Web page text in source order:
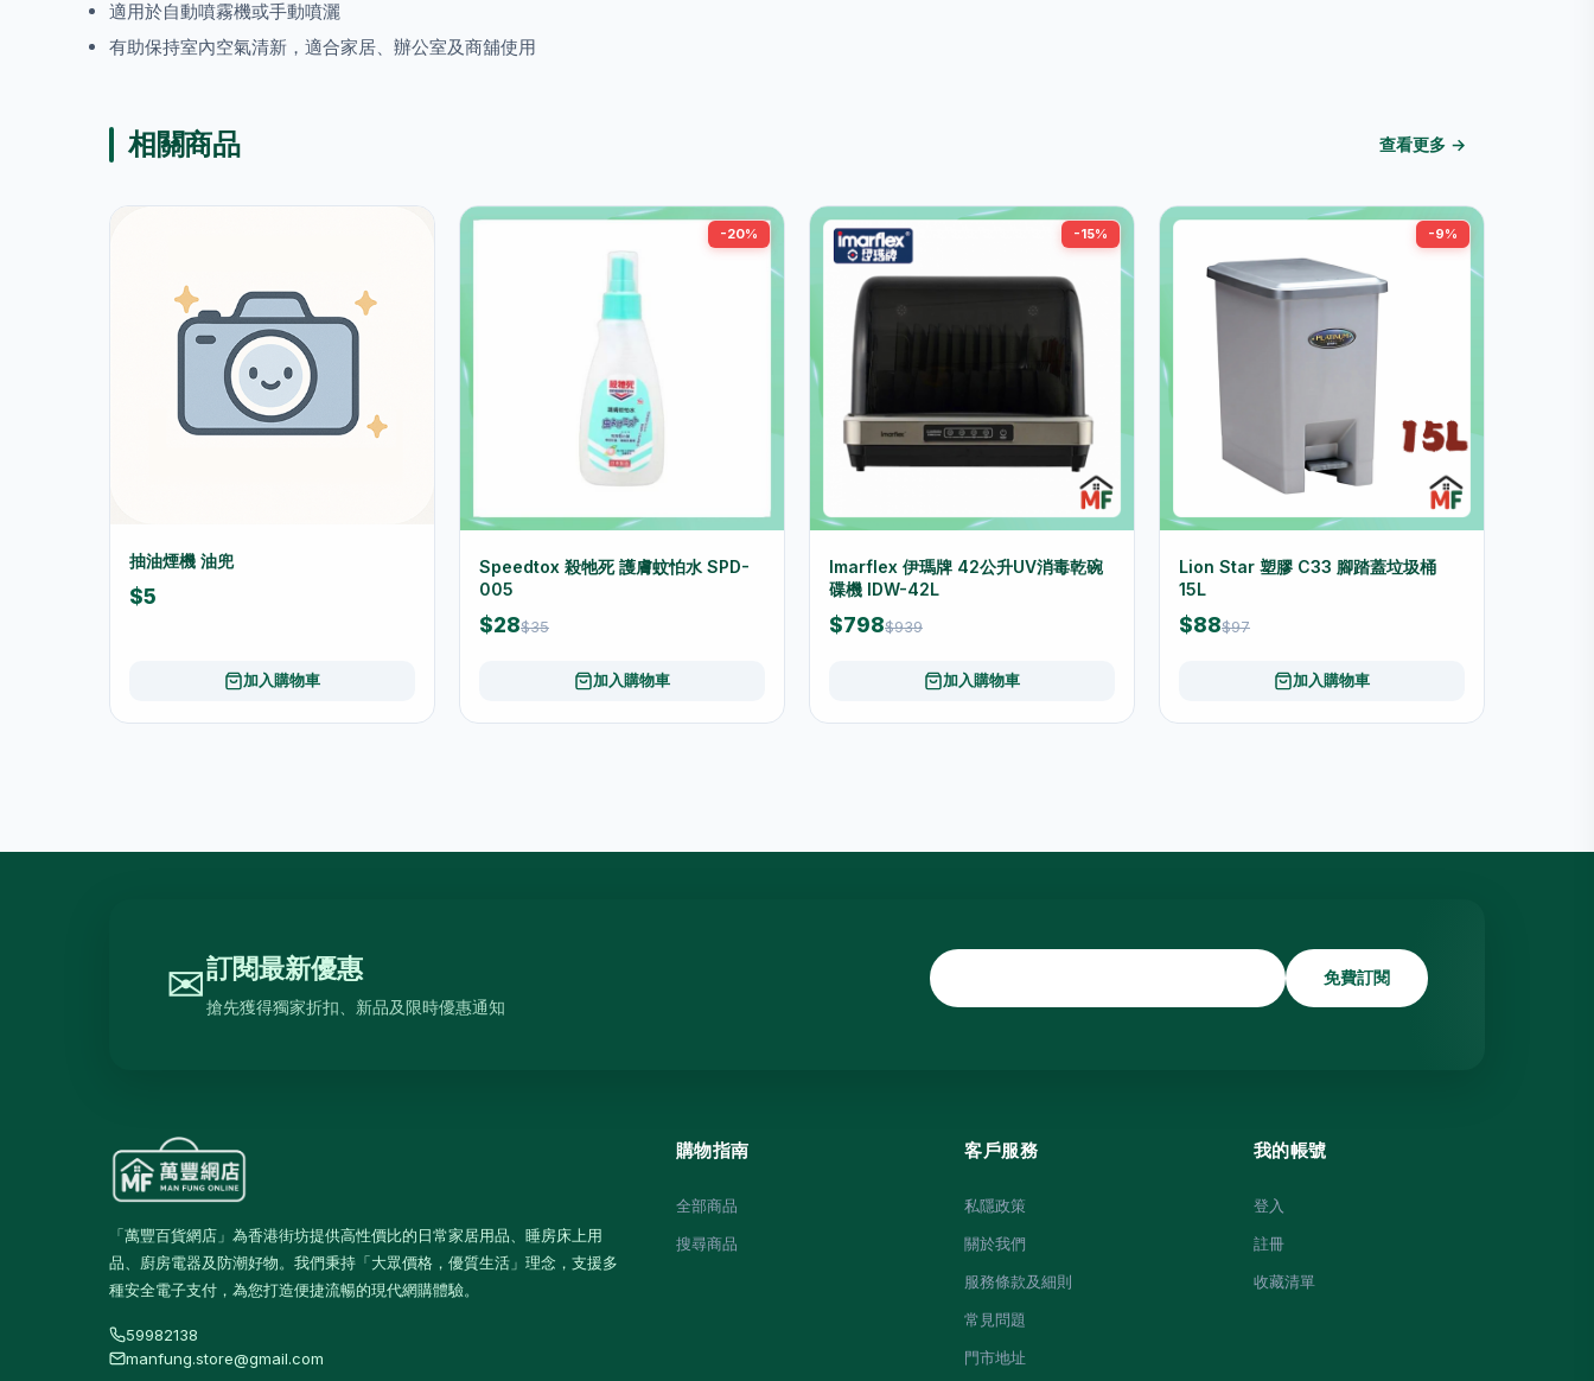
適用於自動噴霧機或手動噴灑
有助保持室內空氣清新，適合家居、辦公室及商舖使用
相關商品 查看更多 →
抽油煙機 油兜
$5
加入購物車
-20%
Speedtox 殺牠死 護膚蚊怕水 SPD-
005
$28$35
加入購物車
-15%
Imarflex 伊瑪牌 42公升UV消毒乾碗
碟機 IDW-42L
$798$939
加入購物車
-9%
Lion Star 塑膠 C33 腳踏蓋垃圾桶
15L
$88$97
加入購物車
✉訂閱最新優惠
搶先獲得獨家折扣、新品及限時優惠通知
免費訂閱
「萬豐百貨網店」為香港街坊提供高性價比的日常家居用品、睡房床上用
品、廚房電器及防潮好物。我們秉持「大眾價格，優質生活」理念，支援多
種安全電子支付，為您打造便捷流暢的現代網購體驗。
59982138
manfung.store@gmail.com
購物指南
全部商品
搜尋商品
客戶服務
私隱政策
關於我們
服務條款及細則
常見問題
門市地址
我的帳號
登入
註冊
收藏清單